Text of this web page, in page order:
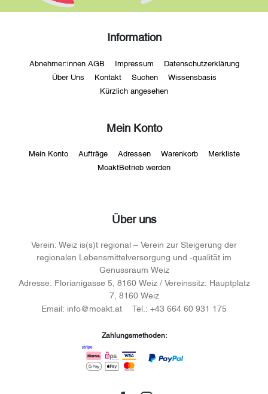
Information
Abnehmer:innen AGB Impressum Datenschutzerklärung
Über Uns Kontakt Suchen Wissensbasis
Kürzlich angesehen
Mein Konto
Mein Konto Aufträge Adressen Warenkorb Merkliste
MoaktBetrieb werden
Über uns
Verein: Weiz is(s)t regional – Verein zur Steigerung der
regionalen Lebensmittelversorgung und -qualität im
Genussraum Weiz
Adresse: Florianigasse 5, 8160 Weiz / Vereinssitz: Hauptplatz
7, 8160 Weiz
Email: info@moakt.at Tel.: +43 664 60 931 175
Zahlungsmethoden: